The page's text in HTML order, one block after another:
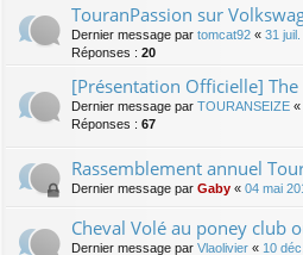
TouranPassion sur
Dernier message par tomcat92 « 31
Réponses : 20
[Présentation Officielle] The
Dernier message par TOURANSEIZE «
Réponses : 67
Rassemblement annuel
Dernier message par Gaby « 04 mai
Cheval Volé au poney club
Dernier message par Vlaolivier « 10